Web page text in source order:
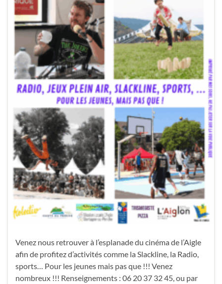
Venez nous retrouver à l’esplanade du cinéma de l’Aigle
afin de profitez d’activités comme la Slackline, la Radio,
sports… Pour les jeunes mais pas que !!! Venez
nombreux !!! Renseignements : 06 20 37 32 45, ou par